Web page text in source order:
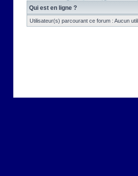
Qui est en ligne ?
Utilisateur(s) parcourant ce forum : Aucun